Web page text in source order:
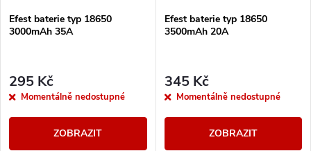
p
r
o
s
p
r
o
Efest baterie typ 18650
3000mAh 35A
295 Kč
Momentálně nedostupné
ZOBRAZIT
Efest baterie typ 18650
3500mAh 20A
345 Kč
Momentálně nedostupné
ZOBRAZIT